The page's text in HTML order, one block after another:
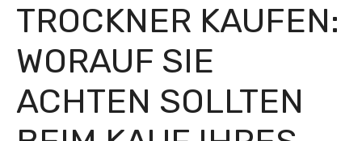
TROCKNER KAUFEN:
WORAUF SIE
ACHTEN SOLLTEN